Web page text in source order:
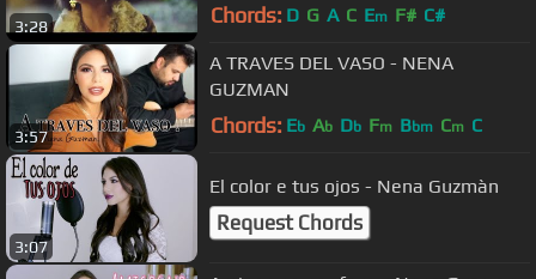
3:28 Chords: D G A C Em F# C#
3:57
A TRAVES DEL VASO - NENA
GUZMAN
Chords: Eb Ab Db Fm Bbm Cm C
3:07
El color e tus ojos - Nena Guzmàn
Request Chords